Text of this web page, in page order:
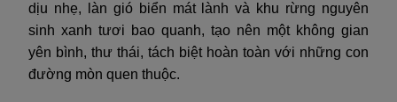
dịu nhẹ, làn gió biển mát lành và khu rừng nguyên
sinh xanh tươi bao quanh, tạo nên một không gian
yên bình, thư thái, tách biệt hoàn toàn với những con
đường mòn quen thuộc.